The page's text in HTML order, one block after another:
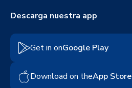
Descarga nuestra app
Get in onGoogle Play
Download on theApp Store